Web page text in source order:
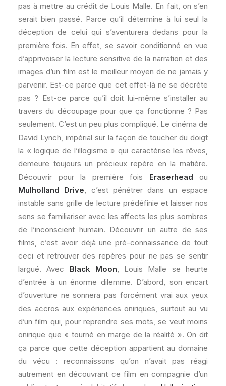
pas à mettre au crédit de Louis Malle. En fait, on s’en
serait bien passé. Parce qu’il détermine à lui seul la
déception de celui qui s’aventurera dedans pour la
première fois. En effet, se savoir conditionné en vue
d’apprivoiser la lecture sensitive de la narration et des
images d’un film est le meilleur moyen de ne jamais y
parvenir. Est-ce parce que cet effet-là ne se décrète
pas ? Est-ce parce qu’il doit lui-même s’installer au
travers du découpage pour que ça fonctionne ? Pas
seulement. C’est un peu plus compliqué. Le cinéma de
David Lynch, impérial sur la façon de toucher du doigt
la « logique de l’illogisme » qui caractérise les rêves,
demeure toujours un précieux repère en la matière.
Découvrir pour la première fois Eraserhead ou
Mulholland Drive, c’est pénétrer dans un espace
instable sans grille de lecture prédéfinie et laisser nos
sens se familiariser avec les affects les plus sombres
de l’inconscient humain. Découvrir un autre de ses
films, c’est avoir déjà une pré-connaissance de tout
ceci et retrouver des repères pour ne pas se sentir
largué. Avec Black Moon, Louis Malle se heurte
d’entrée à un énorme dilemme. D’abord, son encart
d’ouverture ne sonnera pas forcément vrai aux yeux
des accros aux expériences oniriques, surtout au vu
d’un film qui, pour reprendre ses mots, se veut moins
onirique que « tourné en marge de la réalité ». On dit
ça parce que cette déception appartient au domaine
du vécu : reconnaissons qu’on n’avait pas réagi
autrement en découvrant ce film en compagnie d’un